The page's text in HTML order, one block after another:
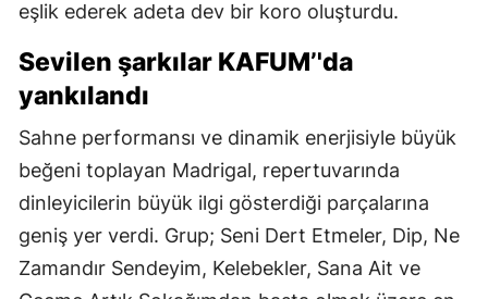
eşlik ederek adeta dev bir koro oluşturdu.
Sevilen şarkılar KAFUM’'da
yankılandı
Sahne performansı ve dinamik enerjisiyle büyük
beğeni toplayan Madrigal, repertuvarında
dinleyicilerin büyük ilgi gösterdiği parçalarına
geniş yer verdi. Grup; Seni Dert Etmeler, Dip, Ne
Zamandır Sendeyim, Kelebekler, Sana Ait ve